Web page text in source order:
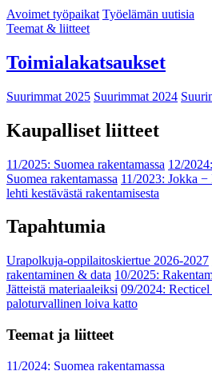
Avoimet työpaikat Työelämän uutisia
Teemat & liitteet
Toimialakatsaukset
Suurimmat 2025 Suurimmat 2024
Kaupalliset liitteet
11/2025: Suomea rakentamassa 12/
Suomea rakentamassa 11/2023: Jokka −
lehti kestävästä rakentamisesta
Tapahtumia
Urapolkuja-oppilaitoskiertue 2026-2027
rakentaminen & data 10/2025:
Jätteistä materiaaleiksi 09/2024:
paloturvallinen loiva katto
Teemat ja liitteet
11/2024: Suomea rakentamassa